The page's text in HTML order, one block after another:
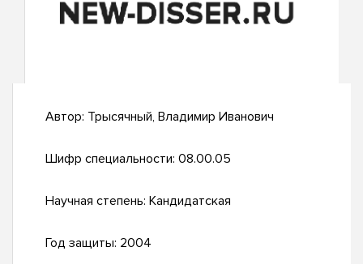
Автор: Трысячный, Владимир Иванович
Шифр специальности: 08.00.05
Научная степень: Кандидатская
Год защиты: 2004